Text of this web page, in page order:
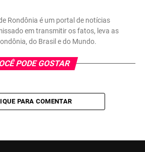
Rondônia é um portal de notícias
em transmitir os fatos, leva as
do Brasil e do Mundo.
PODE GOSTAR
PARA COMENTAR